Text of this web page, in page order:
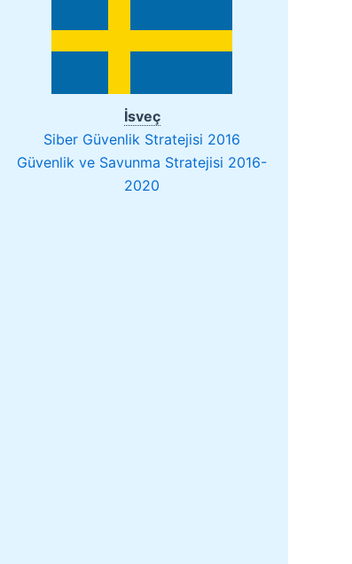
İsveç
Siber Güvenlik Stratejisi 2016
Güvenlik ve Savunma Stratejisi 2016-
2020